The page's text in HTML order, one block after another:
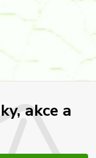
akce a